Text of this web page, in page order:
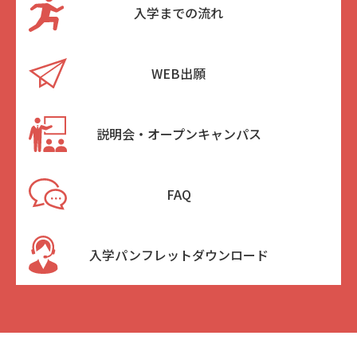
入学までの流れ
WEB出願
説明会・オープンキャンパス
FAQ
入学パンフレットダウンロード